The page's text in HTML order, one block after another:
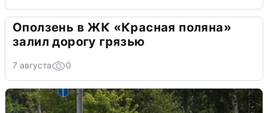
Оползень в ЖК «Красная поляна»
залил дорогу грязью
7 августа 0